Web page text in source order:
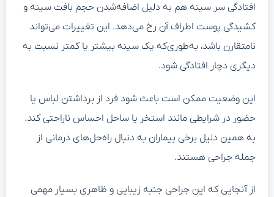
افتادگی سر سینه هم به دلیل اضافه‌شدن حجم بافت سینه و
کشیدگی پوست اطراف آن رخ می‌دهد. این تغییرات می‌تواند
نامتقارن باشد، به‌طوری‌که یک سینه بیشتر یا کمتر نسبت به
دیگری دچار افتادگی شود.
این وضعیت ممکن است باعث شود فرد از برداشتن لباس یا
حضور در شرایطی مانند استخر یا ساحل احساس ناراحتی کند.
به همین دلیل برخی بیماران به دنبال راه‌حل‌های درمانی از
جمله جراحی هستند.
از آنجایی که این جراحی جنبه زیبایی و ظاهری بسیار مهمی